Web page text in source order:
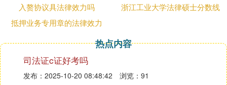
进行判决。一方面，法院判决子女抚养权的归属应当
依据法律规定的有利于子女健康成长的原则，比较双
方的抚养条件;另一方面，法院也应参照当事人的主
观意愿，毕竟当事人对抚养的态度是决定是否有利于
子女健康成长的重要因素。而当事人双方签订的分手
协议中有关子女抚养条款的约定，正好是当事人对子
女抚养态度的表达。即便分手协议书无效，法院也应
入赘协议具法律效力吗
浙江工业大学法律硕士分数线
抵押业务专用章的法律效力
热点内容
司法证c证好考吗
发布：2025-10-20 08:48:42 浏览：91